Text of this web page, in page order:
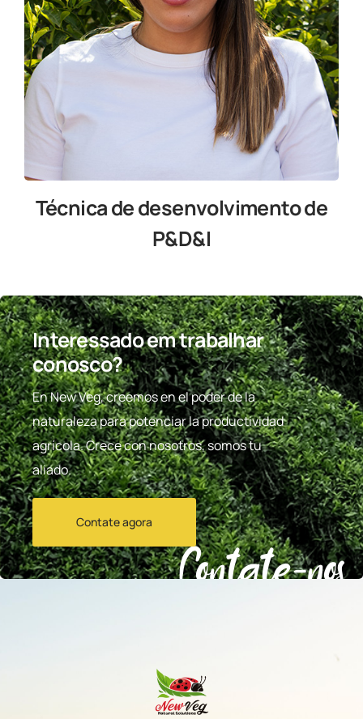
Técnica de desenvolvimento de
P&D&I
Contate-nos
Interessado em trabalhar
conosco?
En New Veg, creemos en el poder de la
naturaleza para potenciar la productividad
agrícola. Crece con nosotros, somos tu
aliado.
Contate agora